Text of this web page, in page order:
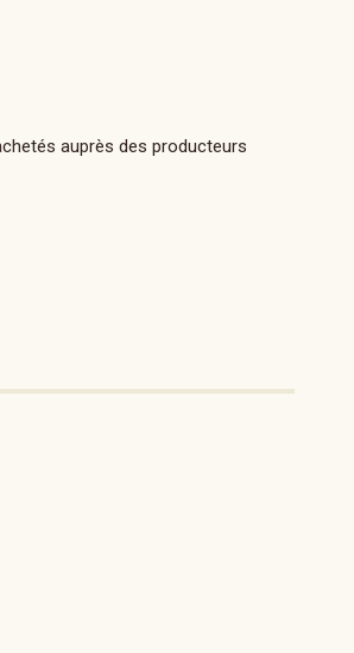
auprès des producteurs